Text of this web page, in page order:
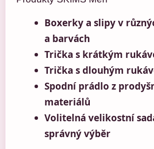
Boxerky a slipy v
a barvách
Trička s krátkým
Trička s dlouhým
Spodní prádlo z
materiálů
Volitelná velikostní
správný výběr